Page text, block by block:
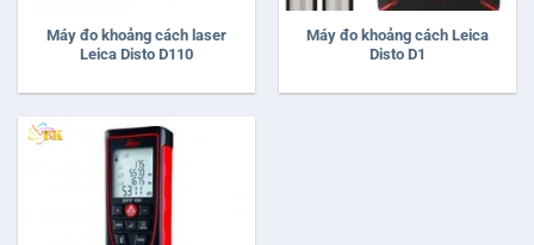
Máy đo khoảng cách laser
Leica Disto D110
Máy đo khoảng cách Leica
Disto D1